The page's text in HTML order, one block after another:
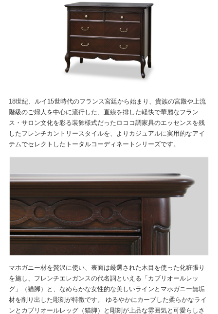
18世紀、ルイ15世時代のフランス宮廷から始まり、貴族の宮殿や上流
階級のご婦人を中心に流行した、直線を排した軽快で華麗なフラン
ス・サロン文化を彩る装飾様式だったロココ調家具のエッセンスを残
したフレンチカントリースタイルを、よりカジュアルに実用的なアイ
テムでセレクトしたトータルコーディネートシリーズです。
マホガニー材を贅沢に使い、表面は厳選された木目を使った化粧張り
を施し、フレンチエレガンスの代名詞といえる「カブリオールレッ
グ」（猫脚）と、なめらかな女性的な美しいラインとマホガニー無垢
材を削り出した彫刻が特徴です。 ゆるやかにカーブした柔らかなライ
ンとカブリオールレッグ（猫脚）と彫刻が上品な雰囲気と可愛らしさ